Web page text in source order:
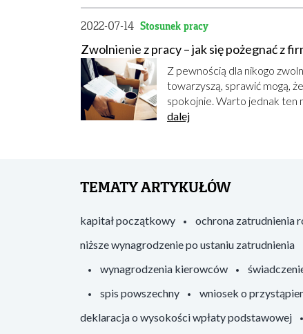
2022-07-14 Stosunek pracy
Zwolnienie z pracy – jak się pożegnać z
Z pewnością dla nikogo
towarzyszą, sprawić mogą,
spokojnie. Warto jednak ten
dalej
TEMATY ARTYKUŁÓW
kapitał początkowy ochrona zatrudnienia
niższe wynagrodzenie po ustaniu zatrudnienia
wynagrodzenia kierowców
spis powszechny
wniosek o
deklaracja o wysokości wpłaty podstawowej